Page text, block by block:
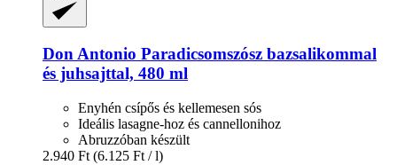
Don Antonio Paradicsomszósz bazsalikommal
és juhsajttal, 480 ml
Enyhén csípős és kellemesen sós
Ideális lasagne-hoz és cannellonihoz
Abruzzóban készült
2.940 Ft (6.125 Ft / l)